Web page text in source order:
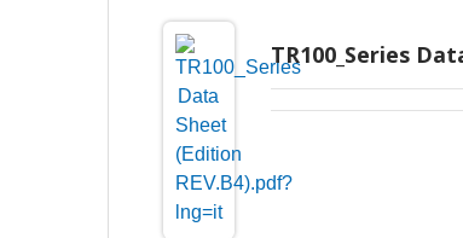
TR100_Series